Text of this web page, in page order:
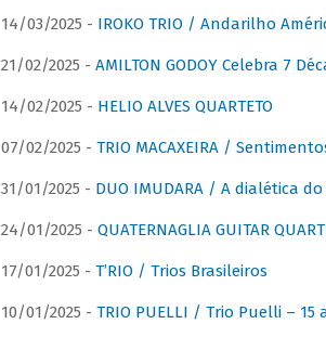
14/03/2025 - IROKO TRIO / Andarilho
21/02/2025 - AMILTON GODOY Celebra 7
14/02/2025 - HELIO ALVES QUARTETO
07/02/2025 - TRIO MACAXEIRA /
31/01/2025 - DUO IMUDARA / A dialética
24/01/2025 - QUATERNAGLIA GUITAR
17/01/2025 - T’RIO / Trios Brasileiros
10/01/2025 - TRIO PUELLI / Trio Puelli – 15